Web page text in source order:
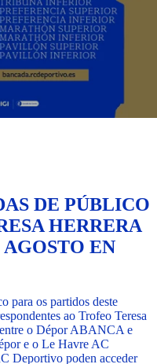
DE PÚBLICO
HERRERA
EN
para os partidos deste
ao Trofeo Teresa
o Dépor ABANCA e
e o Le Havre AC
Deportivo poden acceder